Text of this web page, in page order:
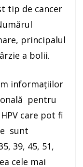
tip de cancer
principalul
a bolii.
informațiilor
pentru
care pot fi
sunt
39, 45, 51,
cele mai